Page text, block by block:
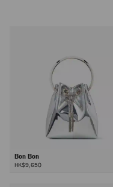
Bon Bon
HK$9,650